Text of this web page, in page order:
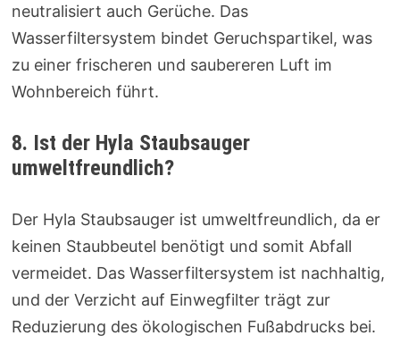
neutralisiert auch Gerüche. Das
Wasserfiltersystem bindet Geruchspartikel, was
zu einer frischeren und saubereren Luft im
Wohnbereich führt.
8. Ist der Hyla Staubsauger
umweltfreundlich?
Der Hyla Staubsauger ist umweltfreundlich, da er
keinen Staubbeutel benötigt und somit Abfall
vermeidet. Das Wasserfiltersystem ist nachhaltig,
und der Verzicht auf Einwegfilter trägt zur
Reduzierung des ökologischen Fußabdrucks bei.